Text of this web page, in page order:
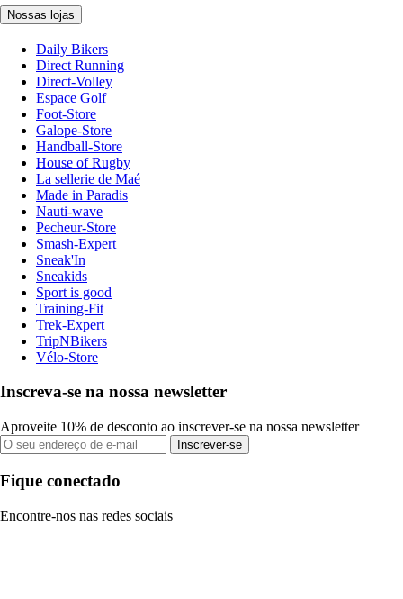
Nossas lojas
Daily Bikers
Direct Running
Direct-Volley
Espace Golf
Foot-Store
Galope-Store
Handball-Store
House of Rugby
La sellerie de Maé
Made in Paradis
Nauti-wave
Pecheur-Store
Smash-Expert
Sneak'In
Sneakids
Sport is good
Training-Fit
Trek-Expert
TripNBikers
Vélo-Store
Inscreva-se na nossa newsletter
Aproveite 10% de desconto ao inscrever-se na nossa newsletter
Inscrever-se
Fique conectado
Encontre-nos nas redes sociais